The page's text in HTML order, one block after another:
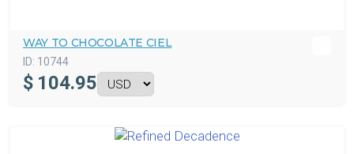
WAY TO CHOCOLATE CIEL
ID: 10744
$ 104.95